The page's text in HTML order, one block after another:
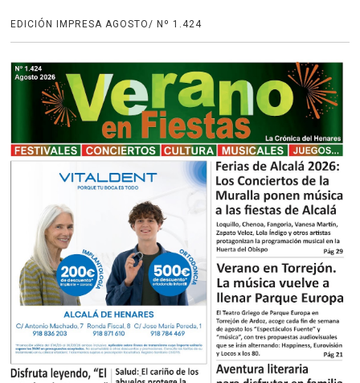
EDICIÓN IMPRESA AGOSTO/ Nº 1.424